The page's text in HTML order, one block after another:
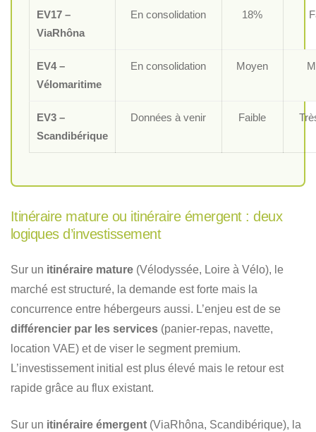
EV17 –
ViaRhôna
En consolidation 18%
EV4 –
Vélomaritime
En consolidation Moyen
EV3 –
Scandibérique
Données à venir Faible
Itinéraire mature ou itinéraire émergent : deux
logiques d’investissement
Sur un itinéraire mature (Vélodyssée, Loire à Vélo), le
marché est structuré, la demande est forte mais la
concurrence entre hébergeurs aussi. L’enjeu est de se
différencier par les services (panier-repas, navette,
location VAE) et de viser le segment premium.
L’investissement initial est plus élevé mais le retour est
rapide grâce au flux existant.
Sur un itinéraire émergent (ViaRhôna, Scandibérique), la